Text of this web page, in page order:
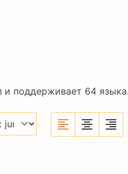
поддерживает 64